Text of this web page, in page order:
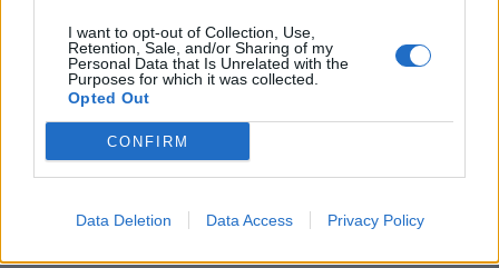
I want to opt-out of Collection, Use,
Retention, Sale, and/or Sharing of my
Personal Data that Is Unrelated with the
Purposes for which it was collected.
Opted Out
CONFIRM
Data Deletion Data Access Privacy Policy
Il Pirri si riaffida alle mani esperte di
Busanca: «Ė il ritorno a una storia d’amore
rimasta solo in pausa»
2 Giu 2026
Finale playoff: l'Antiochense regola il Fonni
Promozione
1 Giu 2026